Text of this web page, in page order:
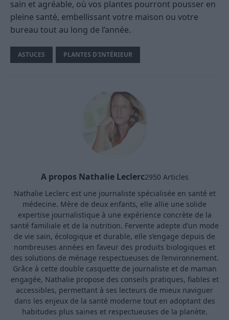
sain et agréable, où vos plantes pourront pousser en
pleine santé, embellissant votre maison ou votre
bureau tout au long de l’année.
ASTUCES PLANTES D'INTÉRIEUR
A propos Nathalie Leclerc2950 Articles
Nathalie Leclerc est une journaliste spécialisée en santé et
médecine. Mère de deux enfants, elle allie une solide
expertise journalistique à une expérience concrète de la
santé familiale et de la nutrition. Fervente adepte d’un mode
de vie sain, écologique et durable, elle s’engage depuis de
nombreuses années en faveur des produits biologiques et
des solutions de ménage respectueuses de l’environnement.
Grâce à cette double casquette de journaliste et de maman
engagée, Nathalie propose des conseils pratiques, fiables et
accessibles, permettant à ses lecteurs de mieux naviguer
dans les enjeux de la santé moderne tout en adoptant des
habitudes plus saines et respectueuses de la planète.